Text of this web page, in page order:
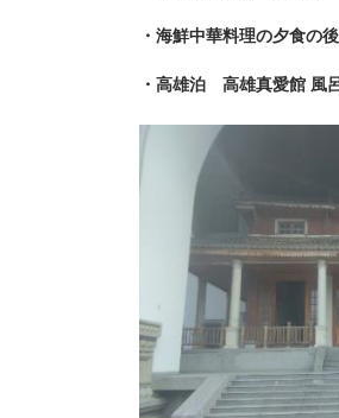
・海鮮中華料理の夕食
・高雄泊 高雄真愛館 風